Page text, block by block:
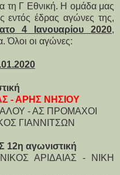
τη Γ Εθνική. Η ομάδα μας
εντός έδρας αγώνες της,
4 Ιανουαρίου 2020,
Όλοι οι αγώνες:
- ΑΡΗΣ ΝΗΣΙΟΥ
- ΑΣ ΠΡΟΜΑΧΟΙ
ΓΙΑΝΝΙΤΣΩΝ
αγωνιστική
ΑΡΙΔΑΙΑΣ - ΝΙΚΗ